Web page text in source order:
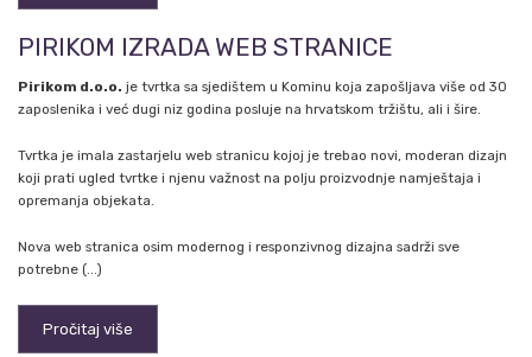
PIRIKOM IZRADA WEB STRANICE
Pirikom d.o.o. je tvrtka sa sjedištem u Kominu koja zapošljava više od 30
zaposlenika i već dugi niz godina posluje na hrvatskom tržištu, ali i šire.
Tvrtka je imala zastarjelu web stranicu kojoj je trebao novi, moderan dizajn
koji prati ugled tvrtke i njenu važnost na polju proizvodnje namještaja i
opremanja objekata.
Nova web stranica osim modernog i responzivnog dizajna sadrži sve
potrebne (...)
Pročitaj više